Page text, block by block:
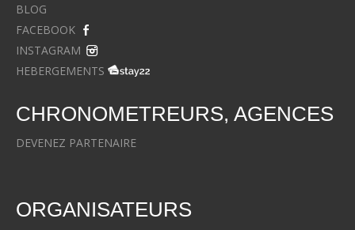
BLOG
FACEBOOK
INSTAGRAM
HEBERGEMENTS
CHRONOMETREURS, AGENCES
DEVENEZ PARTENAIRE
ORGANISATEURS